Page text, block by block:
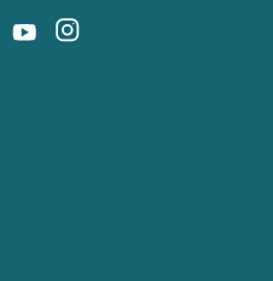
YouTubeInstagram